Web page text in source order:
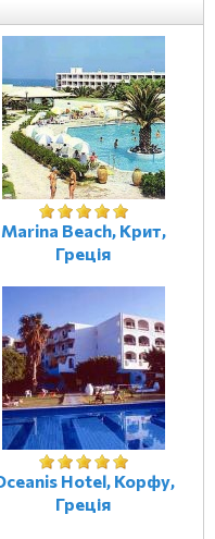
Marina Beach, Крит,
Греція
Hotel, Корфу,
Греція